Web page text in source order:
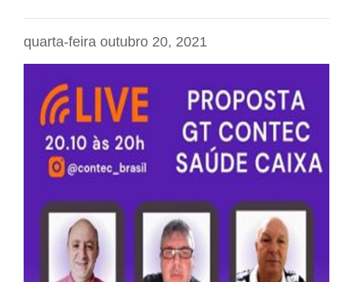
quarta-feira outubro 20, 2021